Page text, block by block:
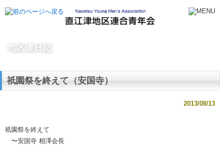
地区連日記
祇園祭を終えて（安国寺）
2013/08/13
祇園祭を終えて
〜安国寺 相澤会長